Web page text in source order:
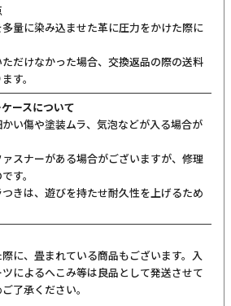
し入れしやすく、左右それぞれ独立したファスナ